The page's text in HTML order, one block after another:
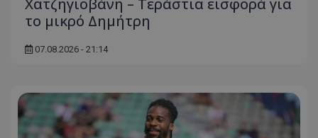
Χατζηγιοβάνη – Τεράστια εισφορά για
το μικρό Δημήτρη
07.08.2026 - 21:14